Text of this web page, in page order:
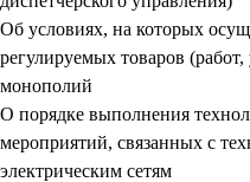
Об условиях, на которых
регулируемых товаров
монополий
О порядке выполнения
мероприятий, связанных с
электрическим сетям